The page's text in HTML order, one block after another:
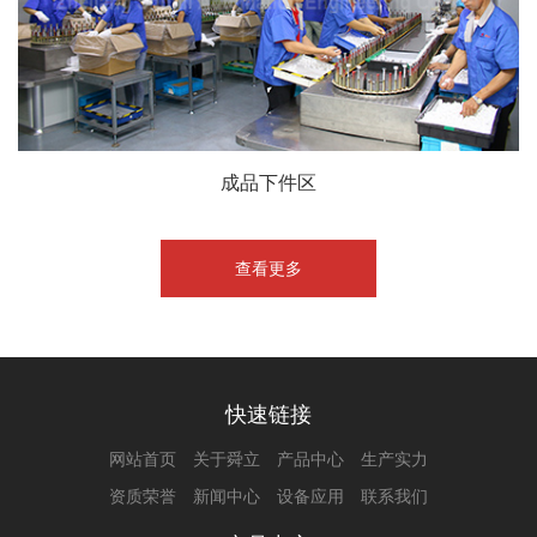
成品下件区
查看更多
快速链接
网站首页 关于舜立 产品中心
生产实力
资质荣誉
新闻中心 设备应用 联系我们